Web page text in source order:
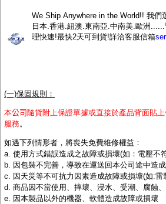
客訂商品
We Ship Anywhere in the World!! 我們
日本.香港.紐澳.東南亞.中南美.歐洲
理快速!最快2天可到貨!詳洽客服信箱
(一)保固規則：
本公司 隨貨附上保證單據或直接於產品背面貼
服務。
如遇下列情形者，將喪失免費維修權益：
a. 使用方式錯誤造成之故障或損壞(如：電壓不
b. 因包裝不完善，導致在運送回本公司途中造
c. 因天災等不可抗力因素造成故障或損壞(如:雷
d. 商品因不當使用
、摔壞、浸水、受潮、腐蝕
e. 因本製品以外的機器、軟體造成故障或損壞